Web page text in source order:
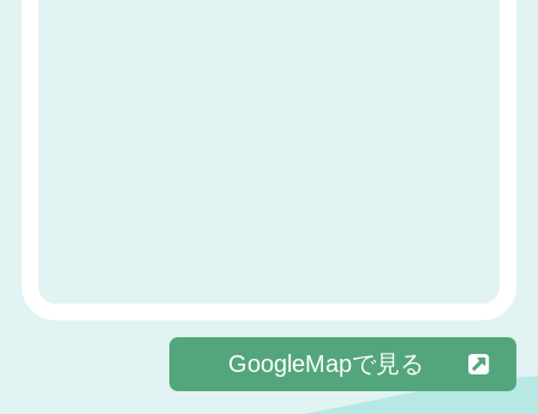
GoogleMapで見る